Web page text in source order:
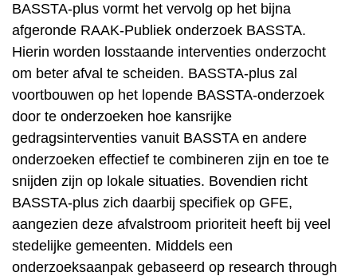
BASSTA-plus vormt het vervolg op het bijna
afgeronde RAAK-Publiek onderzoek BASSTA.
Hierin worden losstaande interventies onderzocht
om beter afval te scheiden. BASSTA-plus zal
voortbouwen op het lopende BASSTA-onderzoek
door te onderzoeken hoe kansrijke
gedragsinterventies vanuit BASSTA en andere
onderzoeken effectief te combineren zijn en toe te
snijden zijn op lokale situaties. Bovendien richt
BASSTA-plus zich daarbij specifiek op GFE,
aangezien deze afvalstroom prioriteit heeft bij veel
stedelijke gemeenten. Middels een
onderzoeksaanpak gebaseerd op research through